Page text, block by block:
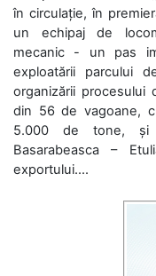
în circulație, în
un echipaj de
mecanic - un pas
exploatării parcului
organizării procesului
din 56 de vagoane,
5.000 de tone, și
Basarabeasca –
exportului....